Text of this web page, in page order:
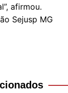
afirmou.
Sejusp MG